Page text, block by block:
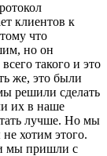
клиентов к
что
но он
такого и это
же, это были
решили сделать
их в наше
лучше. Но мы
хотим этого.
и мы пришли с